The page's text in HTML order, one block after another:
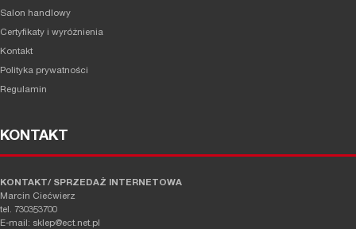
Salon handlowy
Certyfikaty i wyróżnienia
Kontakt
Polityka prywatności
Regulamin
KONTAKT
KONTAKT/ SPRZEDAŻ INTERNETOWA
Marcin Ciećwierz
tel. 730353700
E-mail: sklep@ect.net.pl